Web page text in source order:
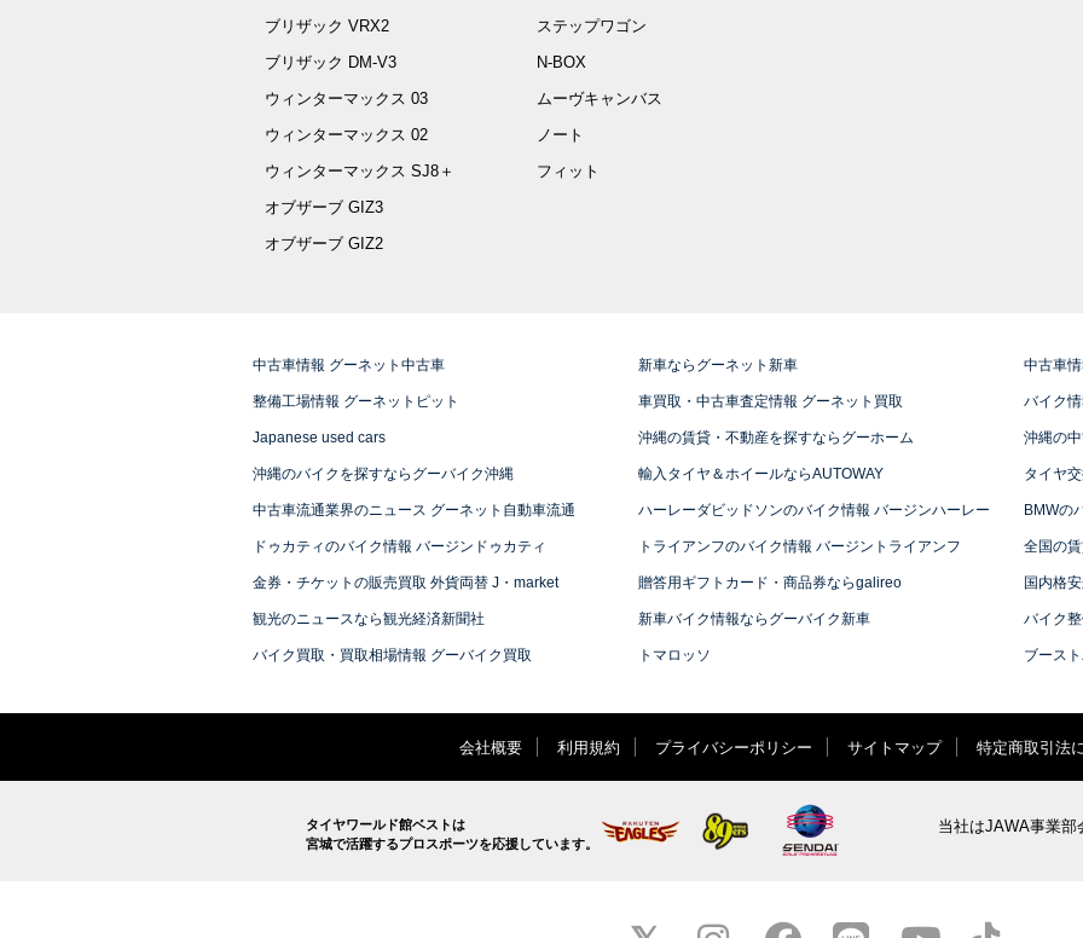
ブリザック VRX2
ブリザック DM-V3
ウィンターマックス 03
ウィンターマックス 02
ウィンターマックス SJ8＋
オブザーブ GIZ3
オブザーブ GIZ2
ステップワゴン
N-BOX
ムーヴキャンバス
ノート
フィット
中古車情報 グーネット中古車 新車ならグーネット新車 中古車
整備工場情報 グーネットピット 車買取・中古車査定情報 グーネット買取 バイク
Japanese used cars 沖縄の賃貸・不動産を探すならグーホーム 沖縄の
沖縄のバイクを探すならグーバイク沖縄 輸入タイヤ＆ホイールならAUTOWAY タイヤ
中古車流通業界のニュース グーネット自動車流通 ハーレーダビッドソンのバイク情報 バージンハーレー BMWの
ドゥカティのバイク情報 バージンドゥカティ トライアンフのバイク情報 バージントライアンフ 全国の
金券・チケットの販売買取 外貨両替 J・market 贈答用ギフトカード・商品券ならgalireo 国内格
観光のニュースなら観光経済新聞社 新車バイク情報ならグーバイク新車 バイク
バイク買取・買取相場情報 グーバイク買取 トマロッソ ブース
会社概要 利用規約 プライバシーポリシー サイトマップ 特定商取引法
タイヤワールド館ベストは
宮城で活躍するプロスポーツを応援しています。
当社はJAWA事業部